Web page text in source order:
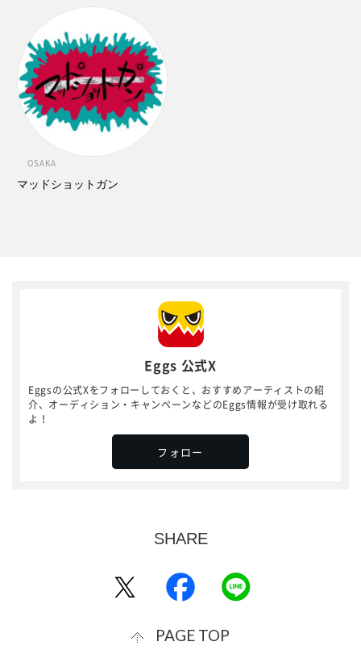
OSAKA
マッドショットガン
Eggs 公式X
Eggsの公式Xをフォローしておくと、おすすめアーティストの紹
介、オーディション・キャンペーンなどのEggs情報が受け取れる
よ！
フォロー
PAGE TOP